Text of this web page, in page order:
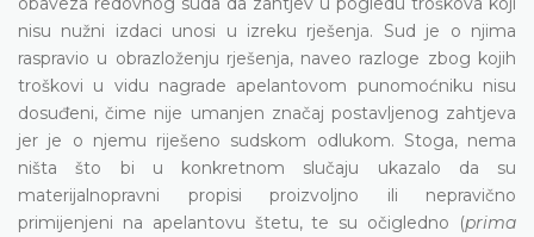
nisu nužni izdaci unosi u izreku rješenja. Sud je o njima
raspravio u obrazloženju rješenja, naveo razloge zbog kojih
troškovi u vidu nagrade apelantovom punomoćniku nisu
dosuđeni, čime nije umanjen značaj postavljenog zahtjeva
jer je o njemu riješeno sudskom odlukom. Stoga, nema
ništa što bi u konkretnom slučaju ukazalo da su
materijalnopravni propisi proizvoljno ili nepravično
primijenjeni na apelantovu štetu, te su očigledno (prima